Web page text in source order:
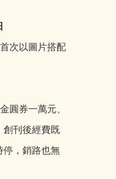
次以圖片搭配
圓券一萬元、
創刊後經費既
停，銷路也無